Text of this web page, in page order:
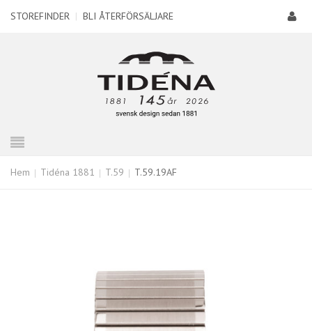
STOREFINDER | BLI ÅTERFÖRSÄLJARE
Hem Tidéna 1881 T.59 T.59.19AF